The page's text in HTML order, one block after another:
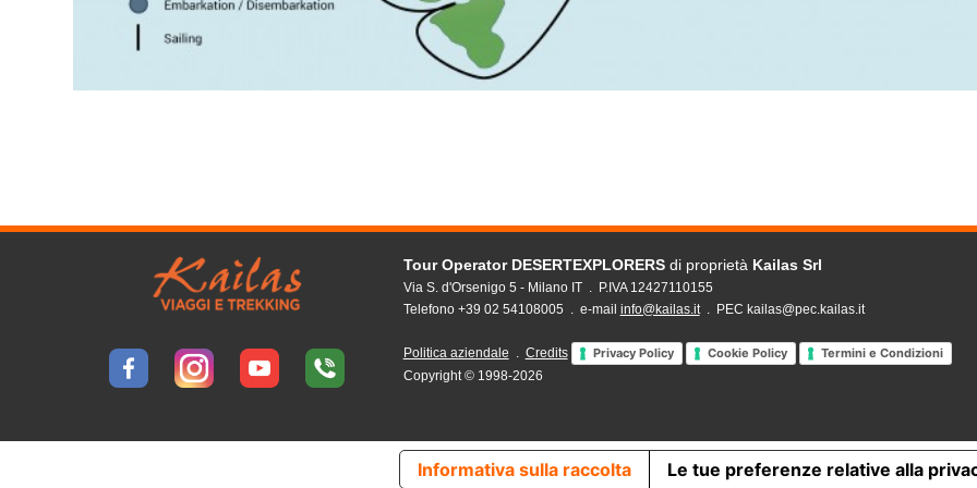
Tour Operator DESERTEXPLORERSdi proprietà Kailas Srl
Via S. d'Orsenigo 5 - Milano IT . P.IVA 12427110155
Telefono +39 02 54108005 . e-mail info@kailas.it. PEC kailas@pec.kailas.it
Politica aziendale . Credits Privacy Policy Cookie Policy
Termini e Condizioni
Copyright © 1998-2026
Informativa sulla raccolta Le tue preferenze relative alla